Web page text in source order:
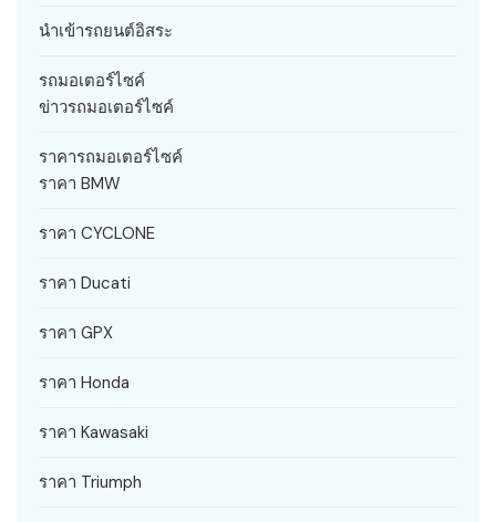
นำเข้ารถยนต์อิสระ
รถมอเตอร์ไซค์
ข่าวรถมอเตอร์ไซค์
ราคารถมอเตอร์ไซค์
ราคา BMW
ราคา CYCLONE
ราคา Ducati
ราคา GPX
ราคา Honda
ราคา Kawasaki
ราคา Triumph